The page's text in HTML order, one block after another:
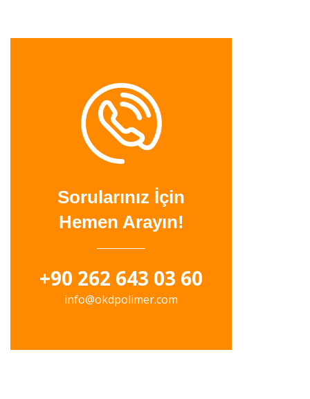
Sorularınız İçin
Hemen Arayın!
+90 262 643 03 60
info@okdpolimer.com